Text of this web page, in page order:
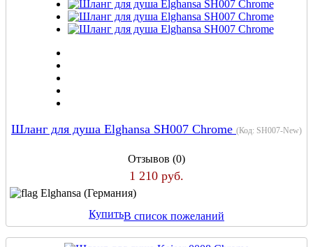
Шланг для душа Elghansa SH007 Chrome (Код: SH007-New)
Отзывов (0)
1 210 руб.
Elghansa (Германия)
КупитьВ список пожеланий